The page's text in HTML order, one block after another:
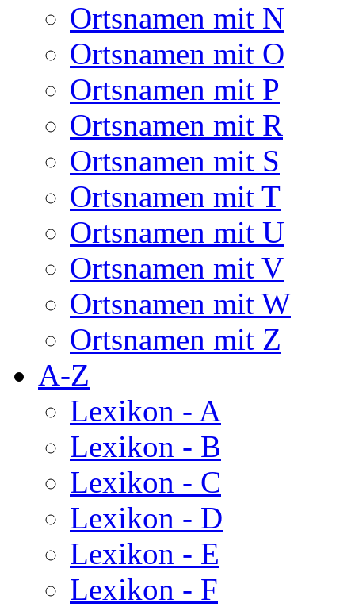
Ortsnamen mit N
Ortsnamen mit O
Ortsnamen mit P
Ortsnamen mit R
Ortsnamen mit S
Ortsnamen mit T
Ortsnamen mit U
Ortsnamen mit V
Ortsnamen mit W
Ortsnamen mit Z
A-Z
Lexikon - A
Lexikon - B
Lexikon - C
Lexikon - D
Lexikon - E
Lexikon - F